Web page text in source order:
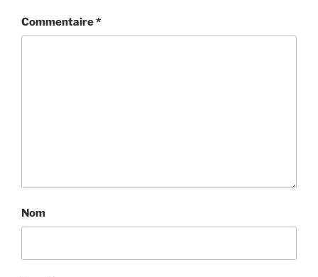
Commentaire*
Nom